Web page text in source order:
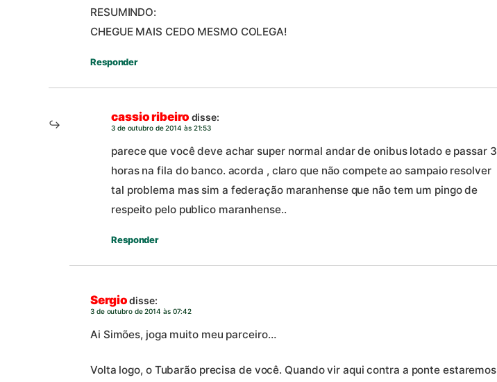
RESUMINDO:
CHEGUE MAIS CEDO MESMO COLEGA!
Responder
cassio ribeiro disse:
3 de outubro de 2014 às 21:53
parece que você deve achar super normal andar de onibus lotado e passar 3
horas na fila do banco. acorda , claro que não compete ao sampaio resolver
tal problema mas sim a federação maranhense que não tem um pingo de
respeito pelo publico maranhense..
Responder
Sergiodisse:
3 de outubro de 2014 às 07:42
Ai Simões, joga muito meu parceiro…
Volta logo, o Tubarão precisa de você. Quando vir aqui contra a ponte estaremos